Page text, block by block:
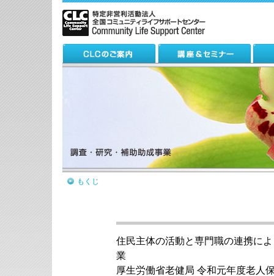
もくじ
住民主体の活動と専門職の連携に
業
厚生労働省老健局 令和元年度老人